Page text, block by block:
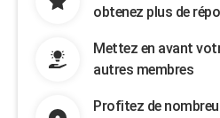
obtenez plus de
Mettez en avant
autres membres
Profitez de